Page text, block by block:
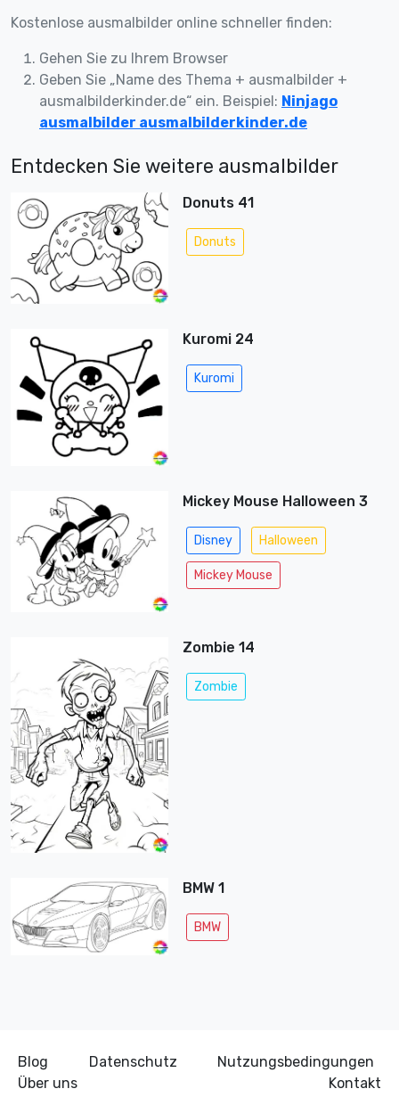
Kostenlose ausmalbilder online schneller finden:
Gehen Sie zu Ihrem Browser
Geben Sie „Name des Thema + ausmalbilder +
ausmalbilderkinder.de“ ein. Beispiel: Ninjago
ausmalbilder ausmalbilderkinder.de
Entdecken Sie weitere ausmalbilder
Donuts 41
Donuts
Kuromi 24
Kuromi
Mickey Mouse Halloween 3
Disney Halloween
Mickey Mouse
Zombie 14
Zombie
BMW 1
BMW
Blog Datenschutz
Nutzungsbedingungen
Über uns
Kontakt